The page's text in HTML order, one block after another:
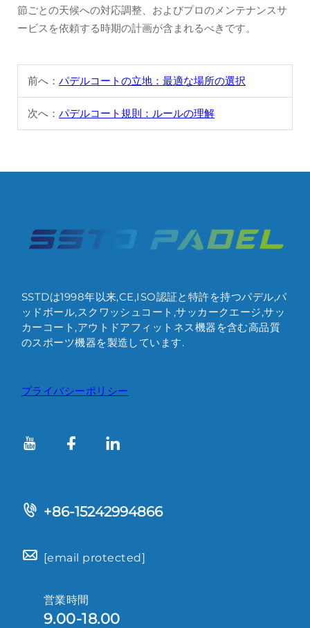
節ごとの天候への対応調整、およびプロのメンテナンスサ
ービスを依頼する時期の計画が含まれるべきです。
前へ： パデルコートの立地：最適な場所の選択
次へ： パデルコート規則：ルールの理解
SSTDは1998年以来,CE,ISO認証と特許を持つパデル,パ
ッドボール,スクワッシュコート,サッカークエージ,サッ
カーコート,アウトドアフィットネス機器を含む高品質
のスポーツ機器を製造しています.
プライバシーポリシー
+86-15242994866
[email protected]
営業時間
9.00-18.00